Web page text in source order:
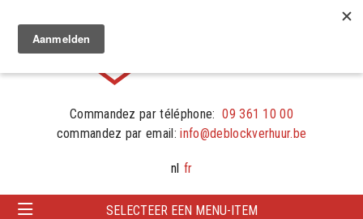
Commandez par téléphone: 09 361 10 00
commandez par email: info@deblockverhuur.be
nl fr
SELECTEER EEN MENU-ITEM